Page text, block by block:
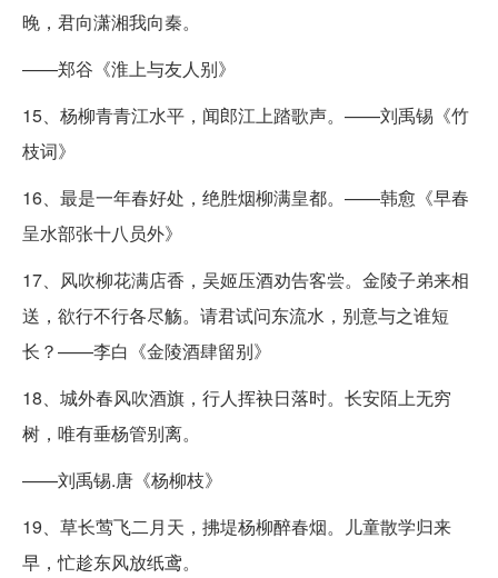
晚，君向潇湘我向秦。
——郑谷《淮上与友人别》
15、杨柳青青江水平，闻郎江上踏歌声。——刘禹锡《竹
枝词》
16、最是一年春好处，绝胜烟柳满皇都。——韩愈《早春
呈水部张十八员外》
17、风吹柳花满店香，吴姬压酒劝告客尝。金陵子弟来相
送，欲行不行各尽觞。请君试问东流水，别意与之谁短
长？——李白《金陵酒肆留别》
18、城外春风吹酒旗，行人挥袂日落时。长安陌上无穷
树，唯有垂杨管别离。
——刘禹锡.唐《杨柳枝》
19、草长莺飞二月天，拂堤杨柳醉春烟。儿童散学归来
早，忙趁东风放纸鸢。